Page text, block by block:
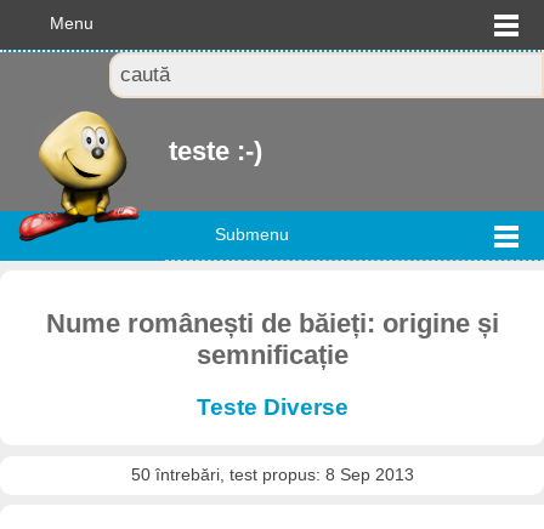
Menu
teste :-)
Submenu
Nume românești de băieți: origine și
semnificație
Teste Diverse
50 întrebări, test propus: 8 Sep 2013